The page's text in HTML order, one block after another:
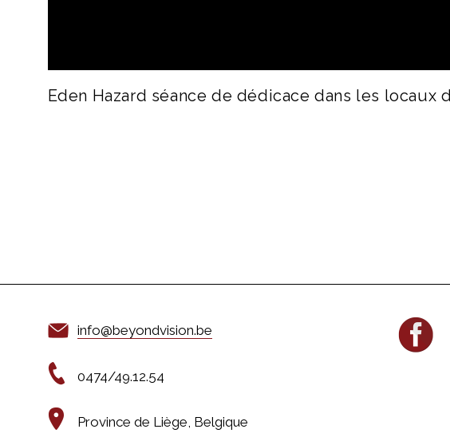
Eden Hazard séance de dédicace dans les locaux
info@beyondvision.be
0474/49.12.54
Province de Liège, Belgique